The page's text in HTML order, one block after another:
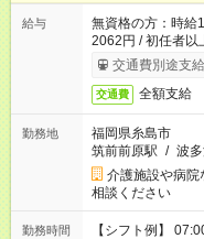
給与
無資格の方：時給
2062円 / 初任者以
交通費別途支
交通費 全額支給
勤務地
福岡県糸島市
筑前前原駅 / 波
介護施設や病
相談ください
勤務時間
【シフト例】